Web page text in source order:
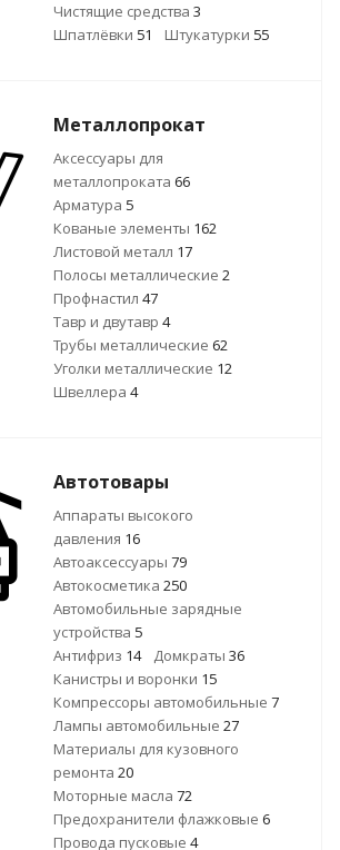
Чистящие средства 3
Шпатлёвки 51 Штукатурки 55
Металлопрокат
Аксессуары для
металлопроката 66
Арматура 5
Кованые элементы 162
Листовой металл 17
Полосы металлические 2
Профнастил 47
Тавр и двутавр 4
Трубы металлические 62
Уголки металлические 12
Швеллера 4
Автотовары
Аппараты высокого
давления 16
Автоаксессуары 79
Автокосметика 250
Автомобильные зарядные
устройства 5
Антифриз 14 Домкраты 36
Канистры и воронки 15
Компрессоры автомобильные 7
Лампы автомобильные 27
Материалы для кузовного
ремонта 20
Моторные масла 72
Предохранители флажковые 6
Провода пусковые 4